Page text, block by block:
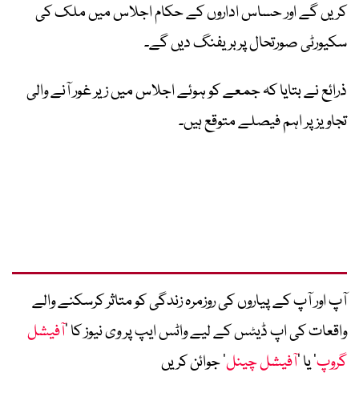
کریں گے اور حساس اداروں کے حکام اجلاس میں ملک کی
سکیورٹی صورتحال پربریفنگ دیں گے۔
ذرائع نے بتایا کہ جمعے کو ہوئے اجلاس میں زیر غور آنے والی
تجاویزپر اہم فیصلے متوقع ہیں۔
آپ اور آپ کے پیاروں کی روزمرہ زندگی کو متاثر کرسکنے والے
واقعات کی اپ ڈیٹس کے لیے واٹس ایپ پر وی نیوز کا ’آفیشل
گروپ‘ یا ’آفیشل چینل‘ جوائن کریں